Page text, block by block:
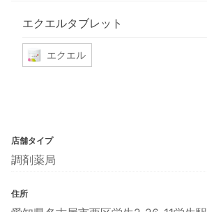
エクエルタブレット
エクエル
店舗タイプ
調剤薬局
住所